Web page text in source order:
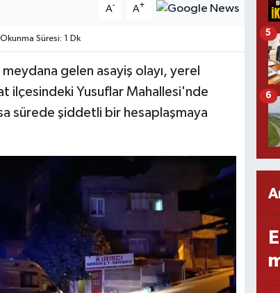
A- A+
Okunma Süresi: 1 Dk
gelen asayiş olayı, yerel
ilçesindeki Yusuflar Mahallesi'nde
sürede şiddetli bir hesaplaşmaya
5
6